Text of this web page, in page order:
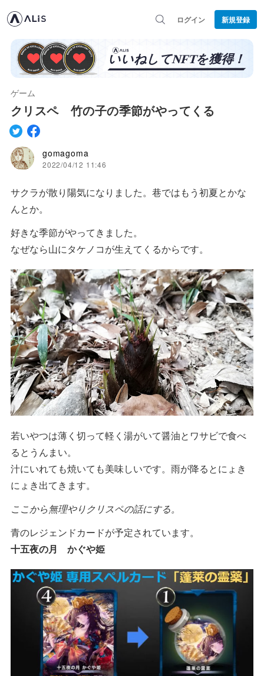
ログイン 新規登録
ゲーム
クリスペ 竹の子の季節がやってくる
gomagoma
2022/04/12 11:46
サクラが散り陽気になりました。巷ではもう初夏とかな
んとか。
好きな季節がやってきました。
なぜなら山にタケノコが生えてくるからです。
若いやつは薄く切って軽く湯がいて醤油とワサビで食べ
るとうんまい。
汁にいれても焼いても美味しいです。雨が降るとにょき
にょき出てきます。
ここから無理やりクリスペの話にする。
青のレジェンドカードが予定されています。
十五夜の月 かぐや姫